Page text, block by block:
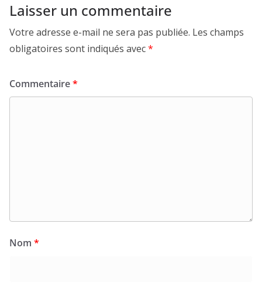
Laisser un commentaire
Votre adresse e-mail ne sera pas publiée. Les champs
obligatoires sont indiqués avec*
Commentaire*
Nom *